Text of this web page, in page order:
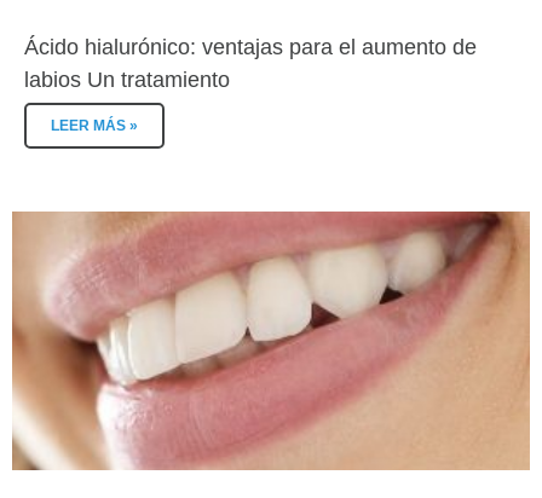
Ácido hialurónico: ventajas para el aumento de
labios Un tratamiento
LEER MÁS »